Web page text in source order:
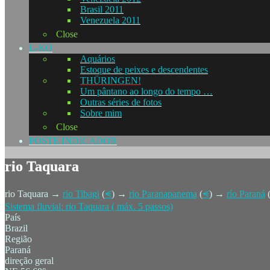
Brasil 2011
Venezuela 2011
Close
L-KO
Aquários
Estoque de peixes e descendentes
THÜRINGEN!
Um pântano ao longo do tempo …
Outras séries de fotos
Sobre mim
Close
POSTE INDICADOR
rio Taquara
rio Taquara → rio Tibagi (⪪) → rio Paranapanema (⪪) → río Paraná (
Sistema fluvial: rio Taquara ( máx. 5 passos)
País
Brazil
Região
Paraná
direção geral